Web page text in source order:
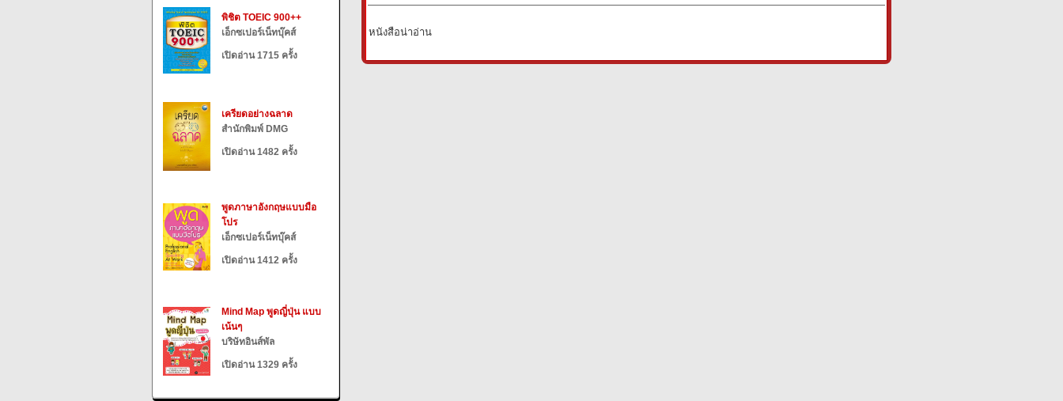
พิชิต TOEIC 900++
เอ็กซเปอร์เน็ทบุ๊คส์
เปิดอ่าน 1715 ครั้ง
เครียดอย่างฉลาด
สำนักพิมพ์ DMG
เปิดอ่าน 1482 ครั้ง
พูดภาษาอังกฤษแบบมือ
โปร
เอ็กซเปอร์เน็ทบุ๊คส์
เปิดอ่าน 1412 ครั้ง
Mind Map พูดญี่ปุ่น แบบ
เน้นๆ
บริษัทอินส์พัล
เปิดอ่าน 1329 ครั้ง
หนังสือน่าอ่าน